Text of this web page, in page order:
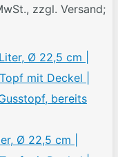
zzgl. Versand;
Ø 22,5 cm |